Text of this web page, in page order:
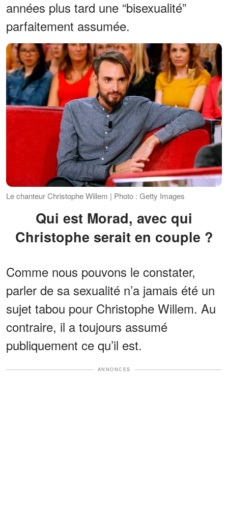
années plus tard une “bisexualité”
parfaitement assumée.
Le chanteur Christophe Willem | Photo : Getty Images
Qui est Morad, avec qui
Christophe serait en couple ?
Comme nous pouvons le constater,
parler de sa sexualité n’a jamais été un
sujet tabou pour Christophe Willem. Au
contraire, il a toujours assumé
publiquement ce qu’il est.
ANNONCES